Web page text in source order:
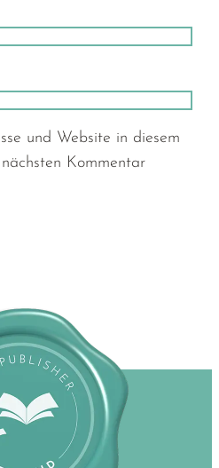
und Website in diesem
Kommentar